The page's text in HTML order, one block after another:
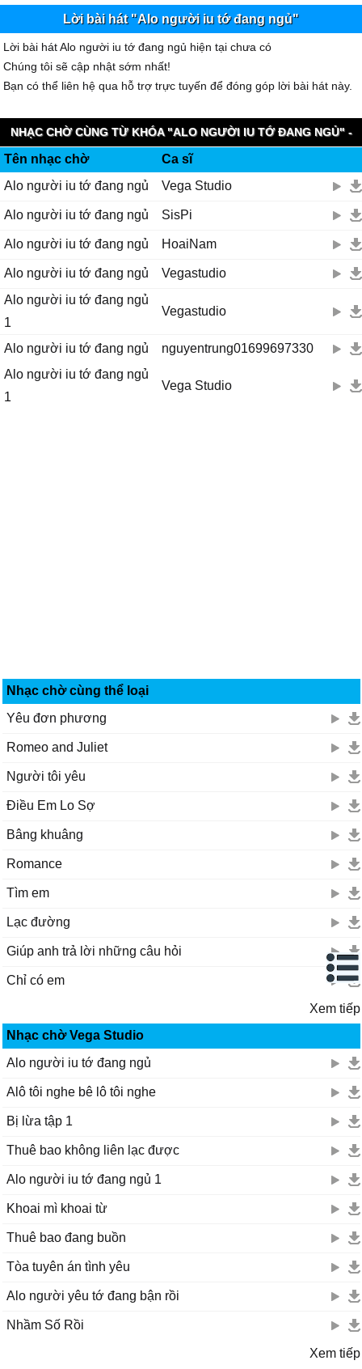
Lời bài hát "Alo người iu tớ đang ngủ"
Lời bài hát Alo người iu tớ đang ngủ hiện tại chưa có
Chúng tôi sẽ cập nhật sớm nhất!
Bạn có thể liên hệ qua hỗ trợ trực tuyến để đóng góp lời bài hát này.
NHẠC CHỜ CÙNG TỪ KHÓA "ALO NGƯỜI IU TỚ ĐANG NGỦ" -
VIETTEL IMUZIK
Tên nhạc chờ
Ca sĩ
Alo người iu tớ đang ngủ
Vega Studio
Alo người iu tớ đang ngủ SisPi
Alo người iu tớ đang ngủ HoaiNam
Alo người iu tớ đang ngủ
Vegastudio
Alo người iu tớ đang ngủ
1
Vegastudio
Alo người iu tớ đang ngủ
nguyentrung01699697330
Alo người iu tớ đang ngủ
1
Vega Studio
Nhạc chờ cùng thể loại
Yêu đơn phương
Romeo and Juliet
Người tôi yêu
Điều Em Lo Sợ
Bâng khuâng
Romance
Tìm em
Lạc đường
Giúp anh trả lời những câu hỏi
Chỉ có em
Xem tiếp
Nhạc chờ Vega Studio
Alo người iu tớ đang ngủ
Alô tôi nghe bê lô tôi nghe
Bị lừa tập 1
Thuê bao không liên lạc được
Alo người iu tớ đang ngủ 1
Khoai mì khoai từ
Thuê bao đang buồn
Tòa tuyên án tình yêu
Alo người yêu tớ đang bận rồi
Nhầm Số Rồi
Xem tiếp